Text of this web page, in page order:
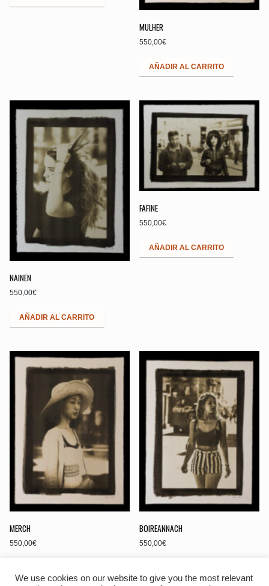
MULHER
550,00€
AÑADIR AL CARRITO
NAINEN
550,00€
AÑADIR AL CARRITO
FAFINE
550,00€
AÑADIR AL CARRITO
MERCH
550,00€
BOIREANNACH
550,00€
We use cookies on our website to give you the most relevant